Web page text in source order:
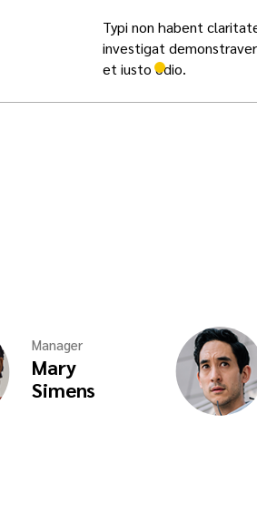
Typi non habent
investigat
et iusto odio.
Manager
Mary
Simens